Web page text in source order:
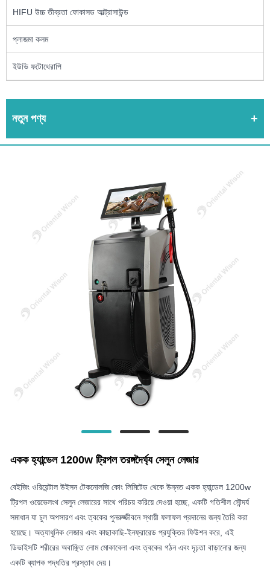
HIFU উচ্চ তীব্রতা ফোকাসড আল্ট্রাসাউন্ড
প্লাজমা কলম
ইউভি ফটোথেরাপি
নতুন পণ্য
একক হ্যান্ডেল 1200w ট্রিপল তরঙ্গদৈর্ঘ্য সেলুন লেজার
বেইজিং ওরিয়েন্টাল উইসন টেকনোলজি কোং লিমিটেড থেকে উন্নত একক হ্যান্ডেল 1200w
ট্রিপল ওয়েভেলংথ সেলুন লেজারের সাথে পরিচয় করিয়ে দেওয়া হচ্ছে, একটি গতিশীল সৌন্দর্য
সমাধান যা চুল অপসারণ এবং ত্বকের পুনরুজ্জীবনে স্থায়ী ফলাফল প্রদানের জন্য তৈরি করা
হয়েছে। অত্যাধুনিক লেজার এবং কাছাকাছি-ইনফ্রারেড প্রযুক্তির ফিউশন করে, এই
ডিভাইসটি শরীরের অবাঞ্ছিত লোম মোকাবেলা এবং ত্বকের গঠন এবং দৃঢ়তা বাড়ানোর জন্য
একটি ব্যাপক পদ্ধতির প্রস্তাব দেয়।